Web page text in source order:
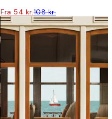
Fra 54 kr.108 kr.